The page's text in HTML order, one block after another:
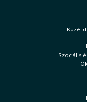
Szociális